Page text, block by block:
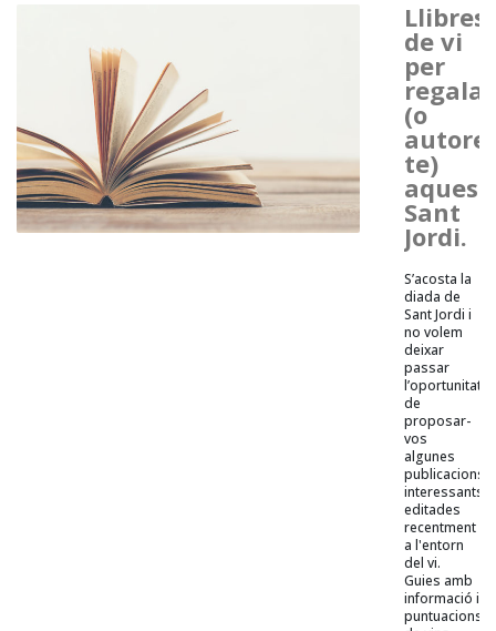
Llibres
de vi
per
regalar
(o
te)
aquest
Sant
Jordi.
S’acosta la
diada de
Sant Jordi i
no volem
deixar
passar
l’oportunitat
de
proposar-
vos
algunes
publicacions
interessants
editades
recentment
a l'entorn
del vi.
Guies amb
informació i
puntuacions